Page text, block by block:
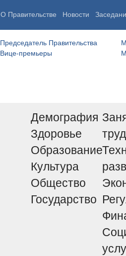
О Правительстве Новости
Председатель Правительства
Вице-премьеры
Демография
Здоровье
Образование
Культура
Общество
Государство
труд